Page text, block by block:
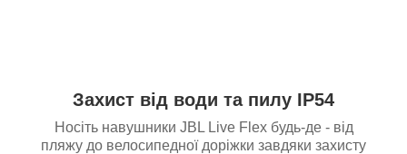
Захист від води та пилу IP54
Носіть навушники JBL Live Flex будь-де - від
пляжу до велосипедної доріжки завдяки захисту